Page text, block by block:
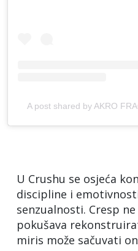
U Crushu se osjeća
discipline i
senzualnosti. Cresp
pokušava
miris može sačuvati